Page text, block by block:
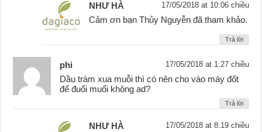
NHƯ HÀ 17/05/2018 at 10:06 chiều
Cảm ơn bạn Thủy Nguyễn đã tham khảo.
Trả lời
phi 17/05/2018 at 1:27 chiều
Dầu tràm xua muỗi thì có nên cho vào máy đốt
để đuổi muổi không ad?
Trả lời
NHƯ HÀ 17/05/2018 at 8:19 chiều